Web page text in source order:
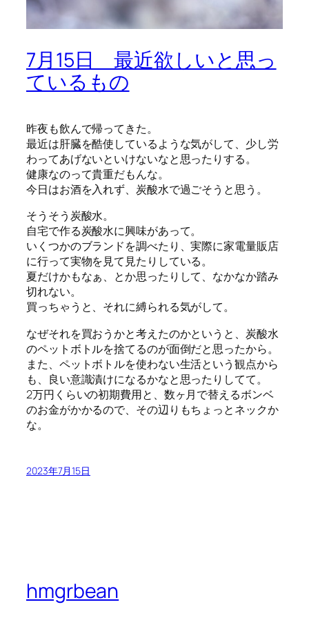
7月15日 最近欲しいと思っ
ているもの
昨夜も飲んで帰ってきた。
最近は肝臓を酷使しているような気がして、少し労
わってあげないといけないなと思ったりする。
健康なのって貴重だもんな。
今日はお酒を入れず、炭酸水で過ごそうと思う。
そうそう炭酸水。
自宅で作る炭酸水に興味があって。
いくつかのブランドを調べたり、実際に家電量販店
に行って実物を見て見たりしている。
夏だけかもなぁ、とか思ったりして、なかなか踏み
切れない。
買っちゃうと、それに縛られる気がして。
なぜそれを買おうかと考えたのかというと、炭酸水
のペットボトルを捨てるのが面倒だと思ったから。
また、ペットボトルを使わない生活という観点から
も、良い意識漬けになるかなと思ったりしてて。
2万円くらいの初期費用と、数ヶ月で替えるボンベ
のお金がかかるので、その辺りもちょっとネックか
な。
2023年7月15日
hmgrbean